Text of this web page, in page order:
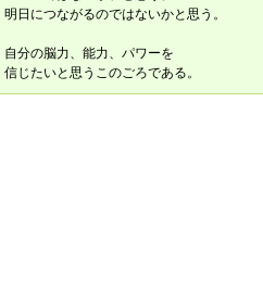
明日につながるのではないかと思う。
自分の脳力、能力、パワーを
信じたいと思うこのごろである。